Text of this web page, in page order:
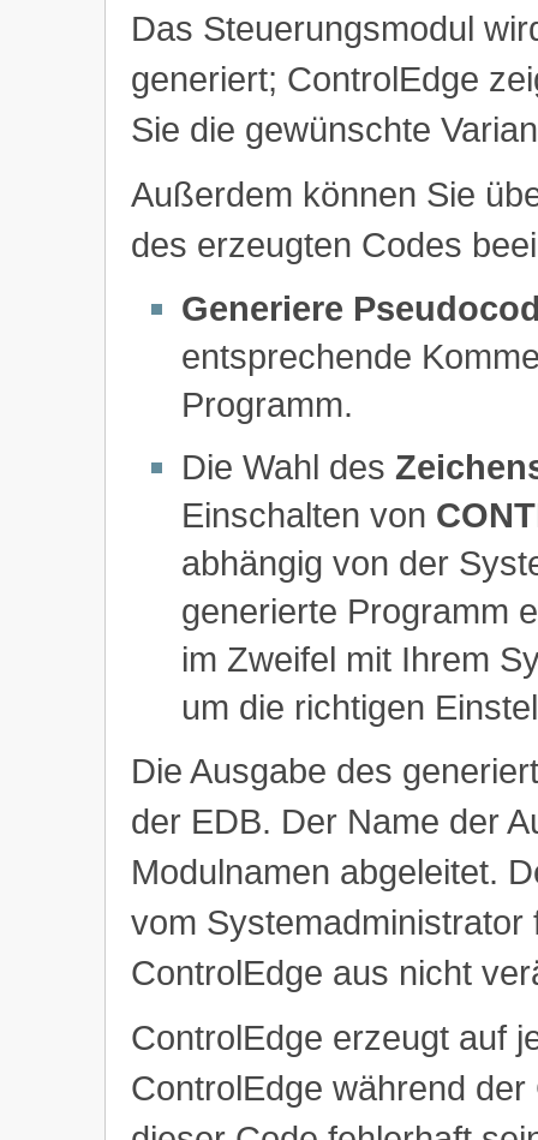
Das Steuerungsmodul
generiert; ControlEdge
Sie die gewünschte
Außerdem können Sie
des erzeugten Codes
Generiere
entsprechende
Programm.
Die Wahl des
Einschalten von
abhängig von der
generierte Programm
im Zweifel mit Ihrem
um die richtigen
Die Ausgabe des
der EDB. Der Name der
Modulnamen abgeleitet.
vom
ControlEdge aus nicht
ControlEdge erzeugt auf
ControlEdge während